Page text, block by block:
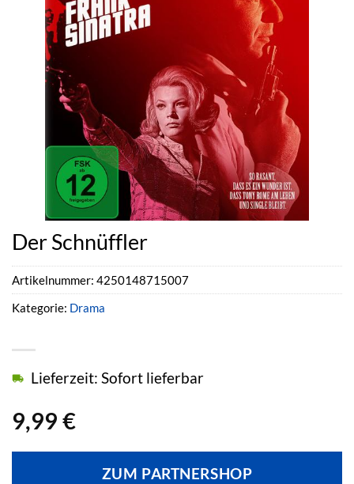
Der Schnüffler
9,99 €
Lieferzeit: Sofort lieferbar
ZUM PARTNERSHOP
Artikelnummer: 4250148715007
Kategorie: Drama